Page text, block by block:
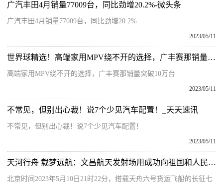
广汽丰田4月销量77009台，同比劲增20.2%-微头条
广汽丰田4月销量77009台，同比劲增20 2%
2023/05/11
世界球精选！高端家用MPV绕不开的选择，广丰赛那销量突破10万台
高端家用MPV绕不开的选择，广丰赛那销量突破10万台
2023/05/11
不常见，但别出心裁！说7个少见汽车配置！_天天速讯
不常见，但别出心裁！说7个少见汽车配置！
2023/05/11
天河行舟 载梦远航：文昌航天发射场用成功向祖国和人民报告！-世界热推荐
北京时间2023年5月10日21时22分，搭载天舟六号货运飞船的长征七